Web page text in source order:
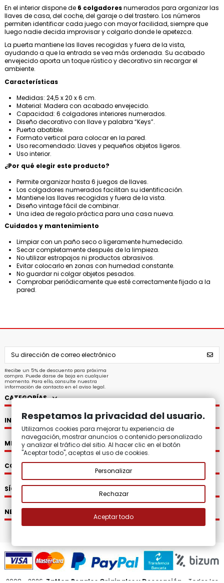
En el interior dispone de 6 colgadoresnumerados para organizar las
llaves de casa, del coche, del garaje o del trastero. Los números
permiten identificar cada juego con mayor facilidad, siempre que
luego nadie decida improvisar y colgarlo donde le apetezca.
La puerta mantiene las llaves recogidas y fuera de la vista,
ayudando a que la entrada se vea más ordenada. Su acabado
envejecido aporta un toque rústico y decorativo sin recargar el
ambiente.
Características
Medidas: 24,5 x 20 x 6 cm.
Material: Madera con acabado envejecido.
Capacidad: 6 colgadores interiores numerados.
Diseño decorativo con llave y palabra “Keys”.
Puerta abatible.
Formato vertical para colocar en la pared.
Uso recomendado: Llaves y pequeños objetos ligeros.
Uso interior.
¿Por qué elegir este producto?
Permite organizar hasta 6 juegos de llaves.
Los colgadores numerados facilitan su identificación.
Mantiene las llaves recogidas y fuera de la vista.
Diseño vintage fácil de combinar.
Una idea de regalo práctica para una casa nueva.
Cuidados y mantenimiento
Limpiar con un paño seco o ligeramente humedecido.
Secar completamente después de la limpieza.
No utilizar estropajos ni productos abrasivos.
Evitar colocarlo en zonas con humedad constante.
No guardar ni colgar objetos pesados.
Comprobar periódicamente que esté correctamente fijado a la
pared.
Recibe un 5% de descuento para próxima
compra. Puede darse de baja en cualquier
momento. Para ello, consulte nuestra
información de contacto en el aviso legal.
CATEGORÍAS
INFORMACIÓN
MI CUENTA
CONTACTO
SÍGUENOS
NEWSLETTER
2008 - 2026. Zatton Regalos Originales y Decoración. Todos los
Respetamos la privacidad del usuario.
Utilizamos cookies para mejorar tu experiencia de
navegación, mostrar anuncios o contenido personalizado
y analizar el tráfico del sitio. Al hacer clic en el botón
"Aceptar todo", aceptas el uso de cookies.
Personalizar
Rechazar
Aceptar todo